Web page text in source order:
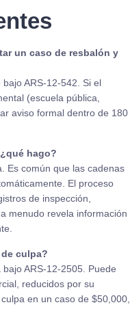
un caso de resbalón y
ARS-12-542. Si el
(escuela pública,
aviso formal dentro de 180
hago?
Es común que las cadenas
El proceso
de inspección,
menudo revela información
culpa?
ARS-12-2505. Puede
reducidos por su
en un caso de $50,000,